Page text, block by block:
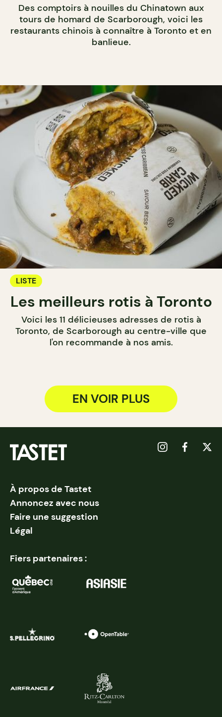
Des comptoirs à nouilles du Chinatown aux
tours de homard de Scarborough, voici les
restaurants chinois à connaître à Toronto et en
banlieue.
LISTE
Les meilleurs rotis à Toronto
Voici les 11 délicieuses adresses de rotis à
Toronto, de Scarborough au centre-ville que
l'on recommande à nos amis.
EN VOIR PLUS
À propos de Tastet
Annoncez avec nous
Faire une suggestion
Légal
Fiers partenaires :